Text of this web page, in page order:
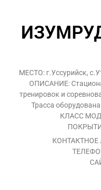
МЕСТО: г.Уссурийск,
ОПИСАНИЕ:
тренировок и
Трасса
КЛАСС
КОНТАКТНОЕ